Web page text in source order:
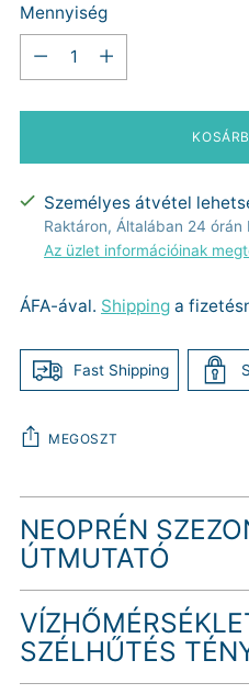
Mennyiség
Mennyiség
Személyes átvétel
Raktáron, Általában 24 órán
Az üzlet információinak
ÁFA-ával. Shipping a
Fast Shipping
MEGOSZT
Termék
hozzáadása
a
kosárhoz
NEOPRÉN
ÚTMUTATÓ
SZÉLHŰTÉS